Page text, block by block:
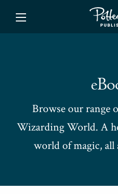
Browse our range
Wizarding World. A
world of magic,